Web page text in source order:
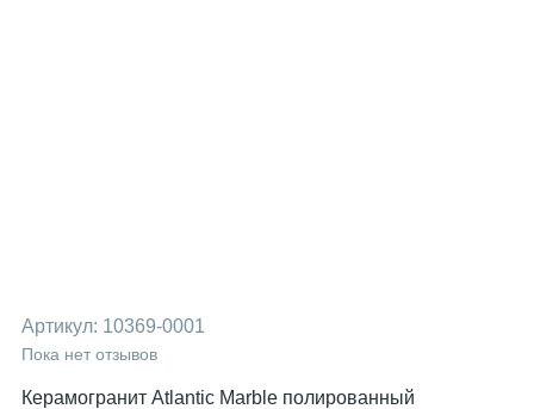
Артикул: 10369-0001
Пока нет отзывов
Керамогранит Atlantic Marble полированный